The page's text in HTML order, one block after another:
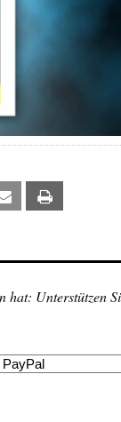
Email
hat: Unterstützen